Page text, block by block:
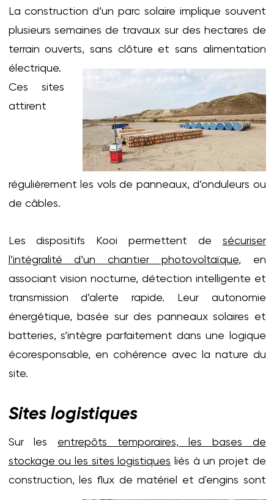
La construction d’un parc solaire implique souvent
plusieurs semaines de travaux sur des hectares de
terrain ouverts, sans clôture et sans alimentation
électrique.
Ces sites
attirent
régulièrement les vols de panneaux, d’onduleurs ou
de câbles.
Les dispositifs Kooi permettent de sécuriser
l’intégralité d’un chantier photovoltaïque, en
associant vision nocturne, détection intelligente et
transmission d’alerte rapide. Leur autonomie
énergétique, basée sur des panneaux solaires et
batteries, s’intègre parfaitement dans une logique
écoresponsable, en cohérence avec la nature du
site.
Sites logistiques
Sur les entrepôts temporaires, les bases de
stockage ou les sites logistiques liés à un projet de
construction, les flux de matériel
et d'engins sont